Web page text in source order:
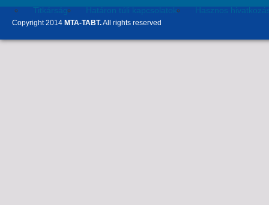
Titkárság Határon túli kapcsolatok Hasznos
Copyright 2014 MTA-TABT.All rights reserved